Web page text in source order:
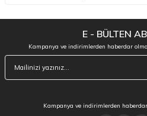
E - BÜLTEN
Kampanya ve indirimlerden haberdar
Kampanya ve indirimlerden